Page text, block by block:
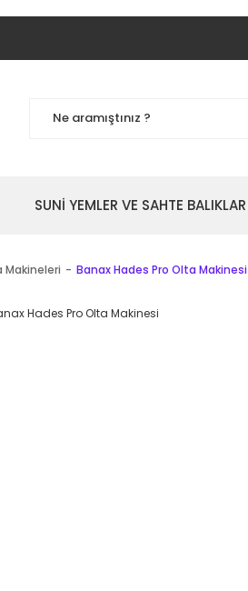
SUNİ YEMLER VE SAHTE BALIKLAR
Makineleri Banax Hades Pro Olta Makinesi